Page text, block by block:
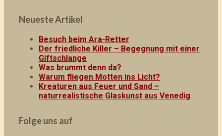
Neueste Artikel
Besuch beim Ara-Retter
Der friedliche Killer – Begegnung mit einer
Giftschlange
Was brummt denn da?
Warum fliegen Motten ins Licht?
Kreaturen aus Feuer und Sand –
naturrealistische Glaskunst aus Venedig
Folge uns auf